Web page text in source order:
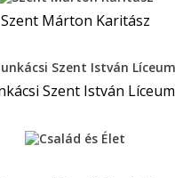
Szent Márton Karitász
Szent István Líceum